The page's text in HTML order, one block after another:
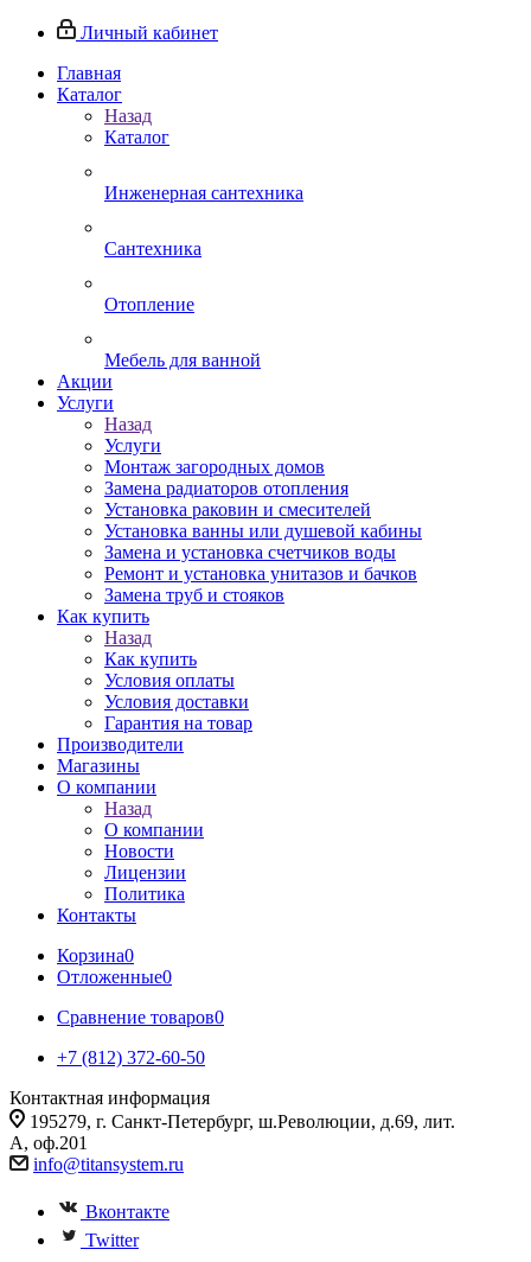
Личный кабинет
Главная
Каталог
Назад
Каталог
Инженерная сантехника
Сантехника
Отопление
Мебель для ванной
Акции
Услуги
Назад
Услуги
Монтаж загородных домов
Замена радиаторов отопления
Установка раковин и смесителей
Установка ванны или душевой кабины
Замена и установка счетчиков воды
Ремонт и установка унитазов и бачков
Замена труб и стояков
Как купить
Назад
Как купить
Условия оплаты
Условия доставки
Гарантия на товар
Производители
Магазины
О компании
Назад
О компании
Новости
Лицензии
Политика
Контакты
Корзина0
Отложенные0
Сравнение товаров0
+7 (812) 372-60-50
Контактная информация
195279, г. Санкт-Петербург, ш.Революции, д.69, лит.
А, оф.201
info@titansystem.ru
Вконтакте
Twitter